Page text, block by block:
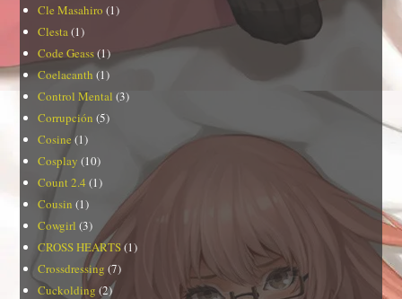
Cle Masahiro (1)
Clesta(1)
Code Geass(1)
Coelacanth (1)
Control Mental (3)
Corrupción (5)
Cosine (1)
Cosplay (10)
Count 2.4 (1)
Cousin (1)
Cowgirl (3)
CROSS HEARTS(1)
Crossdressing (7)
Cuckolding (2)